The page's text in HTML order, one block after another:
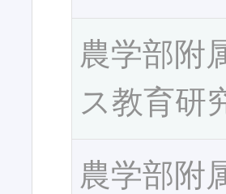
農学部附
ス教育研
農学部附